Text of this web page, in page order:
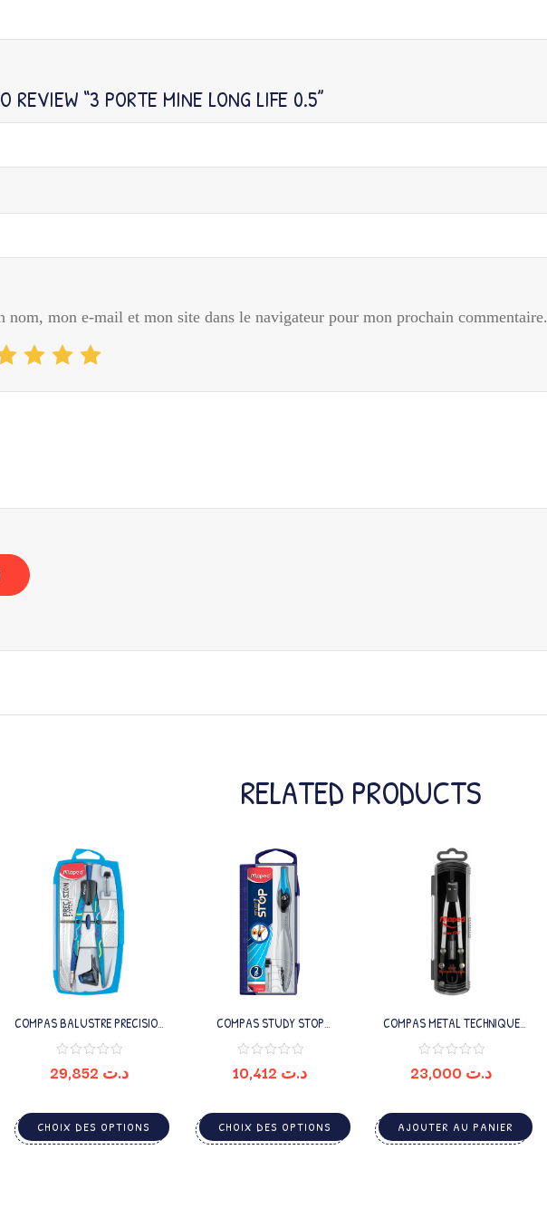
REVIEW “3 PORTE MINE LONG LIFE 0.5”
nom, mon e-mail et mon site dans le navigateur pour mon prochain commentaire.
RELATED PRODUCTS
COMPAS BALUSTRE PRECISION
FANCY 3P MAPED
د.ت
CHOIX DES OPTIONS
COMPAS STUDY STOP
MINE+ETUI MINE MAPED
د.ت
CHOIX DES OPTIONS
COMPAS METAL TECHNIQUE
MAPED
د.ت
AJOUTER AU PANIER